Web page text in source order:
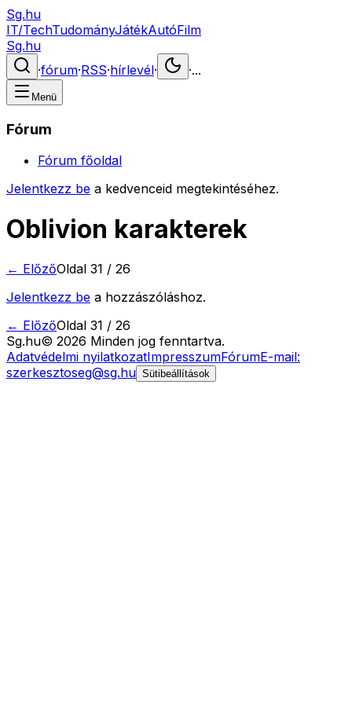
Sg.hu
IT/TechTudományJátékAutóFilm
Sg.hu
·fórum·RSS·hírlevél· ·...
Menü
Fórum
Fórum főoldal
Jelentkezz be a kedvenceid megtekintéséhez.
Oblivion karakterek
← ElőzőOldal 31 / 26
Jelentkezz be a hozzászóláshoz.
← ElőzőOldal 31 / 26
Sg.hu© 2026 Minden jog fenntartva.
Adatvédelmi nyilatkozatImpresszumFórumE-mail:
szerkesztoseg@sg.hu Sütibeállítások